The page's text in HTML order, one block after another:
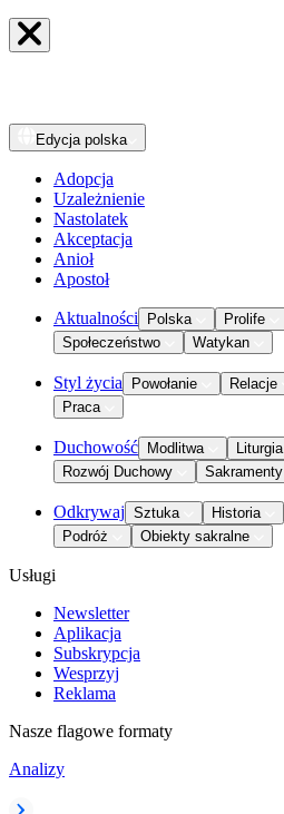
Edycja polska
Adopcja
Uzależnienie
Nastolatek
Akceptacja
Anioł
Apostoł
Aktualności Polska Prolife
Społeczeństwo
Watykan
Styl życia Powołanie Relacje
Praca
Duchowość Modlitwa Liturgia
Rozwój Duchowy
Sakramenty
Odkrywaj Sztuka Historia
Podróż
Obiekty sakralne
Usługi
Newsletter
Aplikacja
Subskrypcja
Wesprzyj
Reklama
Nasze flagowe formaty
Analizy